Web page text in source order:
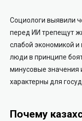
Социологи выявили
перед ИИ трепещут
слабой экономикой
люди в принципе
минусовые значения
характерны для
Почему